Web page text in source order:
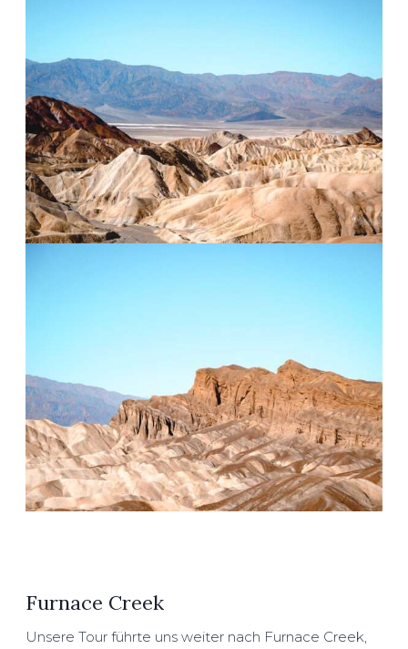
Furnace Creek
Unsere Tour führte uns weiter nach Furnace Creek,